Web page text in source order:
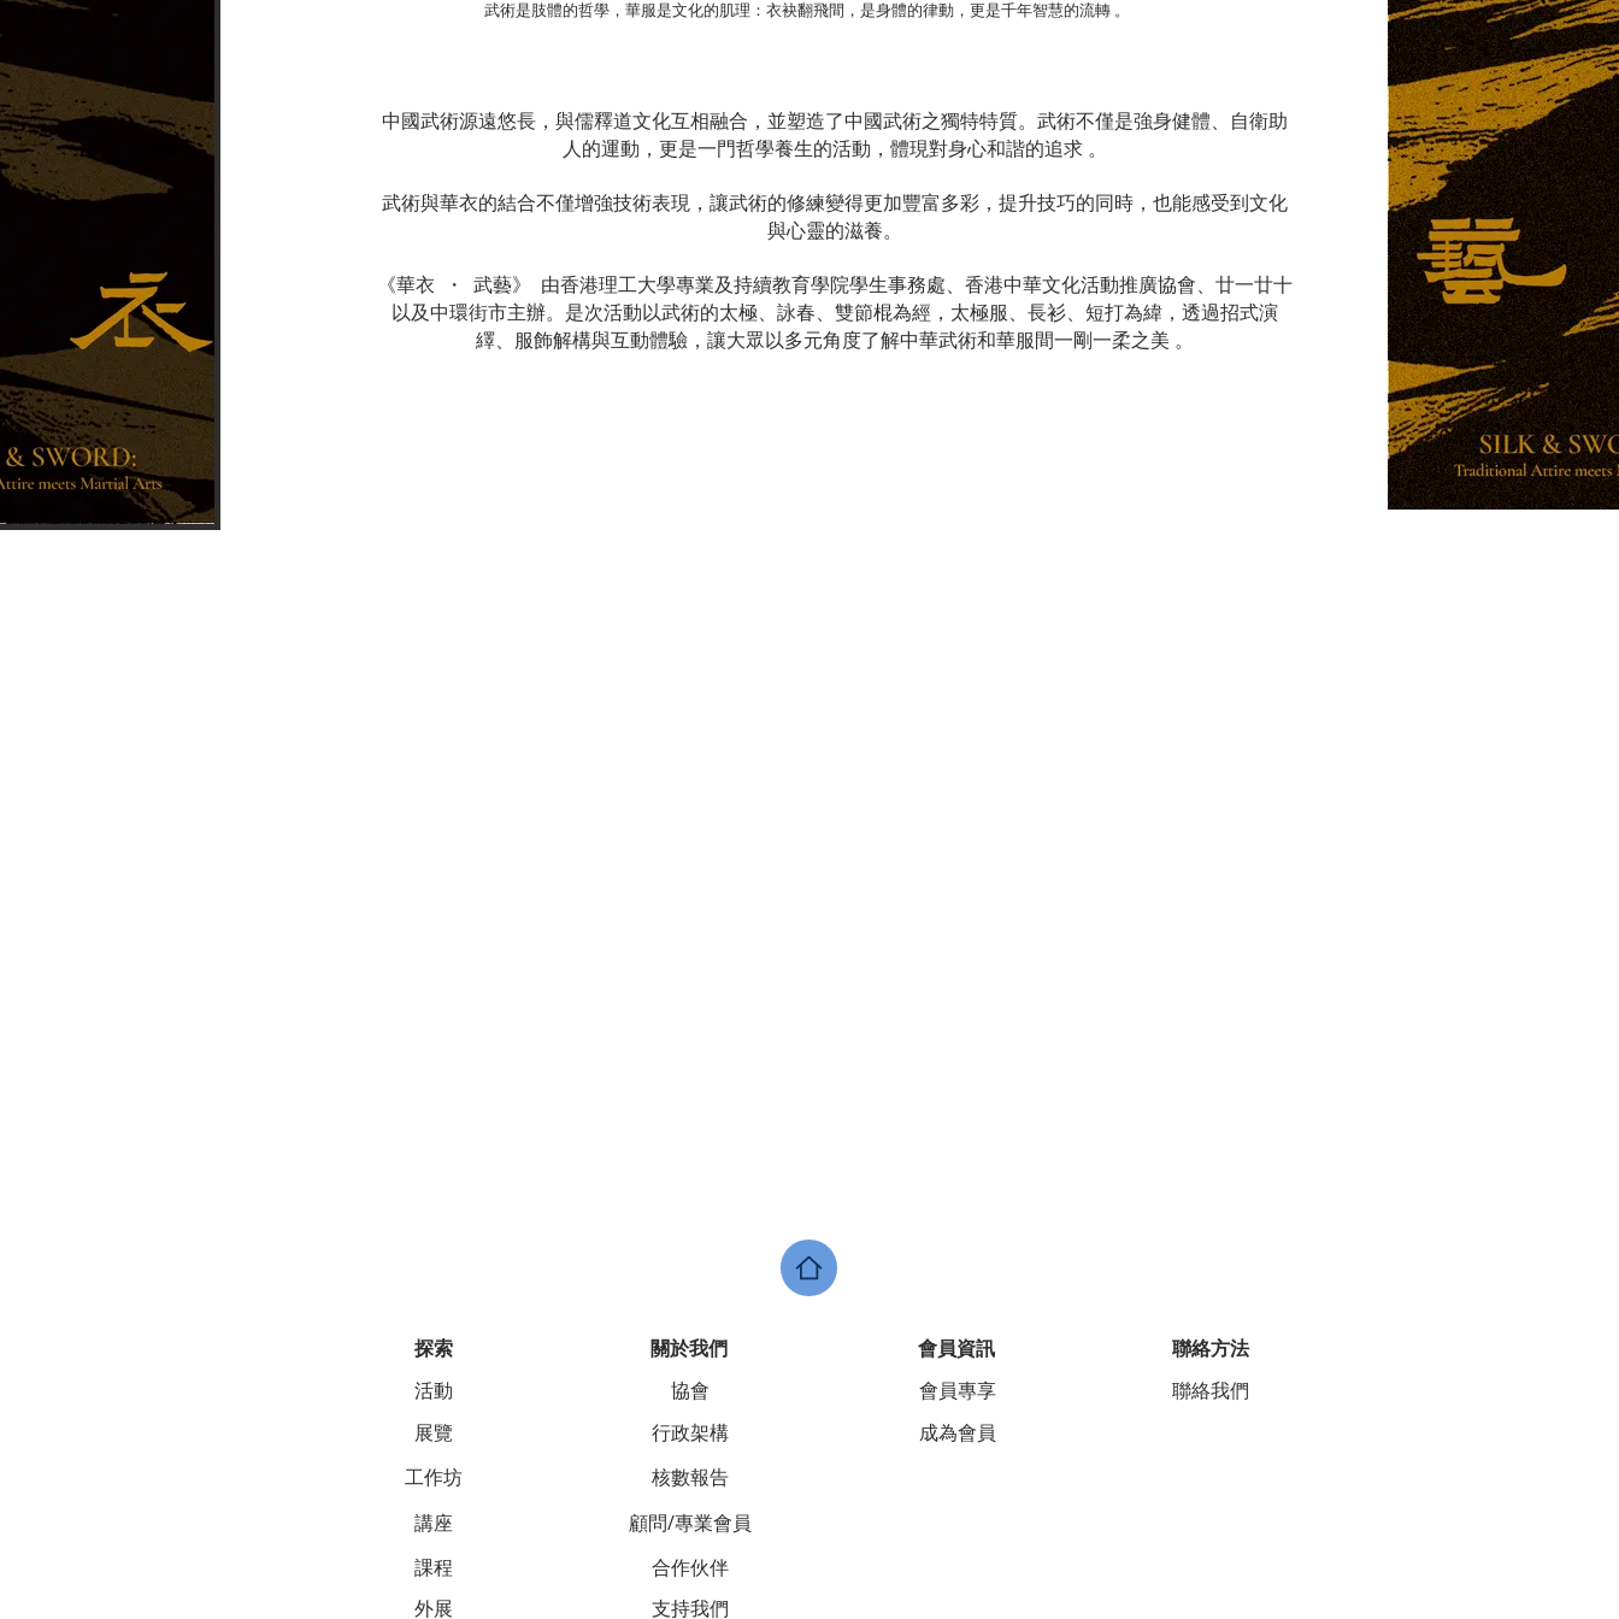
武術是肢體的哲學，華服是文化的肌理：衣袂翻飛間，是身體的律動，更是千年智慧的流轉 。
中國武術源遠悠長，與儒釋道文化互相融合，並塑造了中國武術之獨特特質。武術不僅是強身健體、自衛助
人的運動，更是一門哲學養生的活動，體現對身心和諧的追求 。
武術與華衣的結合不僅增強技術表現，讓武術的修練變得更加豐富多彩，提升技巧的同時，也能感受到文化
與心靈的滋養。
《華衣 ・ 武藝》 由香港理工大學專業及持續教育學院學生事務處、香港中華文化活動推廣協會、廿一廿十
以及中環街市主辦。是次活動以武術的太極、詠春、雙節棍為經，太極服、長衫、短打為緯，透過招式演
繹、服飾解構與互動體驗，讓大眾以多元角度了解中華武術和華服間一剛一柔之美 。
探索
活動
展覽
工作坊
講座
課程
外展
關於我們
協會
行政架構
核數報告
顧問/專業會員
合作伙伴
支持我們
會員資訊
會員專享
成為會員
聯絡方法
聯絡我們